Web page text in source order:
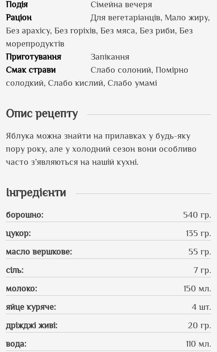
Подія
Сімейна вечеря
Раціон
Для вегетаріанців, Мало жиру,
Без арахісу, Без горіхів, Без мяса, Без риби, Без
морепродуктів
Приготування
Запікання
Смак страви
Слабо солоний, Помірно
солодкий, Слабо кислий, Слабо умамі
Опис рецепту
Яблука можна знайти на прилавках у будь-яку
пору року, але у холодний сезон вони особливо
часто з’являються на нашій кухні.
Інгредієнти
борошно:
540 гр.
цукор:
135 гр.
масло вершкове:
55 гр.
сіль:
7 гр.
молоко:
150 мл.
яйце куряче:
4 шт.
дріжджі живі:
20 гр.
вода:
110 мл.